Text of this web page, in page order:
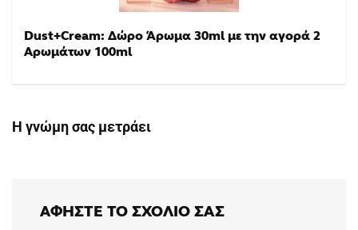
Dust+Cream: Δώρο Άρωμα 30ml με την αγορά 2
Αρωμάτων 100ml
Η γνώμη σας μετράει
ΑΦΉΣΤΕ ΤΟ ΣΧΌΛΙΟ ΣΑΣ